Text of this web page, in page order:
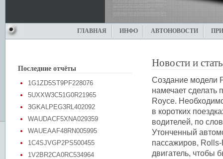
ГЛАВНАЯ ИНФО АВТОНОВОСТИ
Последние отчёты
1G1ZD5ST9PF228076
5UXXW3C51G0R21965
3GKALPEG3RL402092
WAUDACF5XNA029359
WAUEAAF48RN005995
1C4SJVGP2PS500455
1V2BR2CA0RC534964
Новости и
Создание модели
намечает сделать
Royce.
в коротких
водителей, по
Утонченный
пассажиров, Rolls-
двигатель, чтобы